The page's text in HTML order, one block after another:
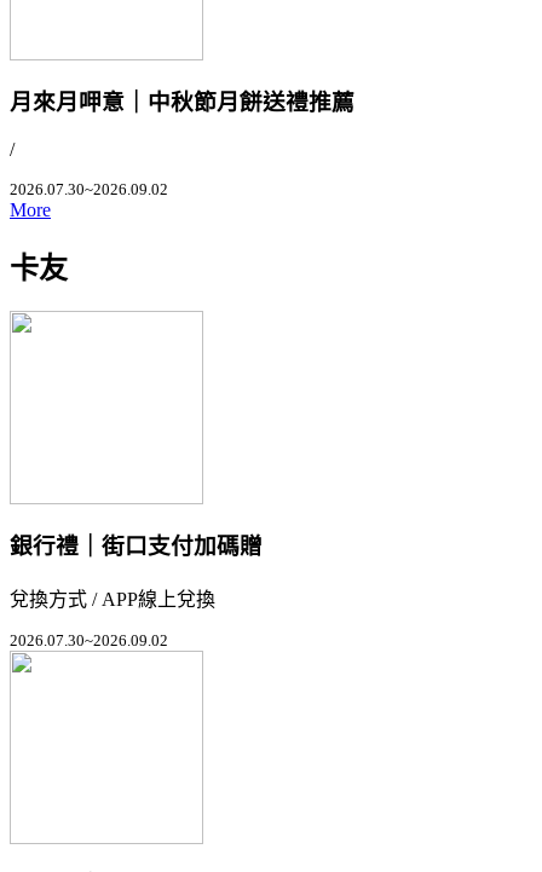
月來月呷意｜中秋節月餅送禮推薦
/
2026.07.30~2026.09.02
More
卡友
銀行禮｜街口支付加碼贈
兌換方式 / APP線上兌換
2026.07.30~2026.09.02